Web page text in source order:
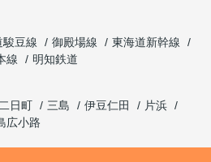
駿豆線 御殿場線
東海道新幹線
線
明知鉄道
日町 三島 伊豆仁田
片浜
広小路